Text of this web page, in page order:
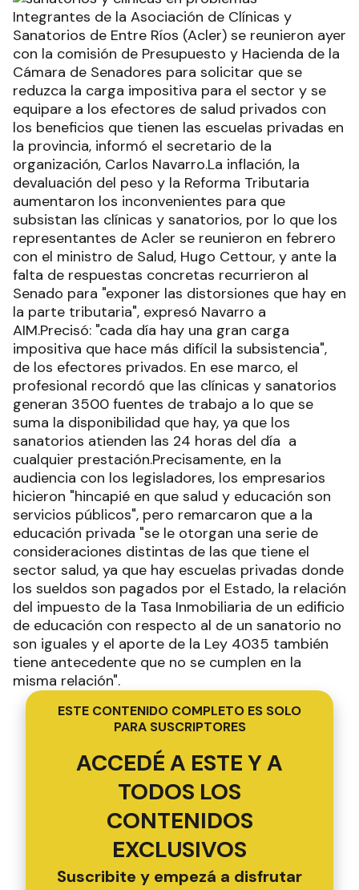
Integrantes de la Asociación de Clínicas y
Sanatorios de Entre Ríos (Acler) se reunieron ayer
con la comisión de Presupuesto y Hacienda de la
Cámara de Senadores para solicitar que se
reduzca la carga impositiva para el sector y se
equipare a los efectores de salud privados con
los beneficios que tienen las escuelas privadas en
la provincia, informó el secretario de la
organización, Carlos Navarro.La inflación, la
devaluación del peso y la Reforma Tributaria
aumentaron los inconvenientes para que
subsistan las clínicas y sanatorios, por lo que los
representantes de Acler se reunieron en febrero
con el ministro de Salud, Hugo Cettour, y ante la
falta de respuestas concretas recurrieron al
Senado para "exponer las distorsiones que hay en
la parte tributaria", expresó Navarro a
AIM.Precisó: "cada día hay una gran carga
impositiva que hace más difícil la subsistencia",
de los efectores privados. En ese marco, el
profesional recordó que las clínicas y sanatorios
generan 3500 fuentes de trabajo a lo que se
suma la disponibilidad que hay, ya que los
sanatorios atienden las 24 horas del día a
cualquier prestación.Precisamente, en la
audiencia con los legisladores, los empresarios
hicieron "hincapié en que salud y educación son
servicios públicos", pero remarcaron que a la
educación privada "se le otorgan una serie de
consideraciones distintas de las que tiene el
sector salud, ya que hay escuelas privadas donde
los sueldos son pagados por el Estado, la relación
del impuesto de la Tasa Inmobiliaria de un edificio
de educación con respecto al de un sanatorio no
son iguales y el aporte de la Ley 4035 también
tiene antecedente que no se cumplen en la
misma relación".
ESTE CONTENIDO COMPLETO ES SOLO
PARA SUSCRIPTORES
ACCEDÉ A ESTE Y A
TODOS LOS
CONTENIDOS
EXCLUSIVOS
Suscribite y empezá a disfrutar